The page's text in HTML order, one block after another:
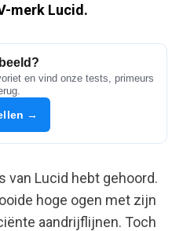
merk Lucid.
en vind onze tests, primeurs
→
van Lucid hebt gehoord.
hoge ogen met zijn
aandrijflijnen. Toch